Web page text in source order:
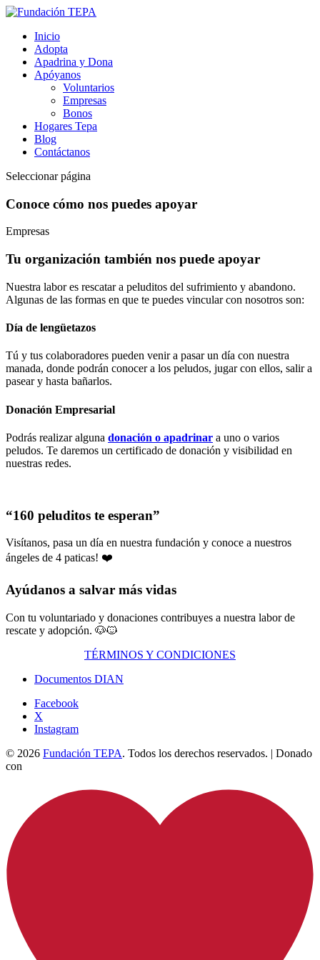
Inicio
Adopta
Apadrina y Dona
Apóyanos
Voluntarios
Empresas
Bonos
Hogares Tepa
Blog
Contáctanos
Seleccionar página
Conoce cómo nos puedes apoyar
Empresas
Tu organización también nos puede apoyar
Nuestra labor es rescatar a peluditos del sufrimiento y abandono.
Algunas de las formas en que te puedes vincular con nosotros son:
Día de lengüetazos
Tú y tus colaboradores pueden venir a pasar un día con nuestra
manada, donde podrán conocer a los peludos, jugar con ellos, salir a
pasear y hasta bañarlos.
Donación Empresarial
Podrás realizar alguna donación o apadrinar a uno o varios
peludos. Te daremos un certificado de donación y visibilidad en
nuestras redes.
“160 peluditos te esperan”
Visítanos, pasa un día en nuestra fundación y conoce a nuestros
ángeles de 4 paticas! ❤️
Ayúdanos a salvar más vidas
Con tu voluntariado y donaciones contribuyes a nuestra labor de
rescate y adopción. 🐶🐱
TÉRMINOS Y CONDICIONES
Documentos DIAN
Facebook
X
Instagram
© 2026 Fundación TEPA. Todos los derechos reservados. | Donado
con